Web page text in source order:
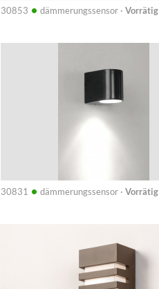
30853 • dämmerungssensor · Vorrätig
30831 • dämmerungssensor · Vorrätig
Info